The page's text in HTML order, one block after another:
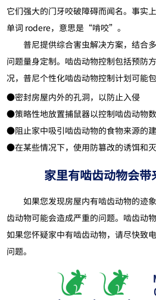
它们强大的门牙咬破障碍而闻名。事实
单词 rodere，意思是“啃咬”。
普尼提供综合害虫解决方案，结合
问题量身定制。啮齿动物控制包括预防
况，普尼个性化啮齿动物控制计划可能包
●密封房屋内外的孔洞，以防止入侵
●策略性地放置捕鼠器以控制啮齿动物
●阻止家中吸引啮齿动物的食物来源的
●在某些情况下，使用防篡改的诱饵和
家里有啮齿动物会带
如果您发现房屋内有啮齿动物的迹
齿动物可能会造成严重的问题。啮齿动
如果您怀疑家中有啮齿动物，请尽快致
问题。